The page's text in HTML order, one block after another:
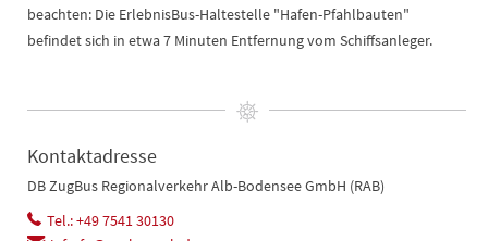
beachten: Die ErlebnisBus-Haltestelle "Hafen-Pfahlbauten"
befindet sich in etwa 7 Minuten Entfernung vom Schiffsanleger.
Kontaktadresse
DB ZugBus Regionalverkehr Alb-Bodensee GmbH (RAB)
Tel.: +49 7541 30130